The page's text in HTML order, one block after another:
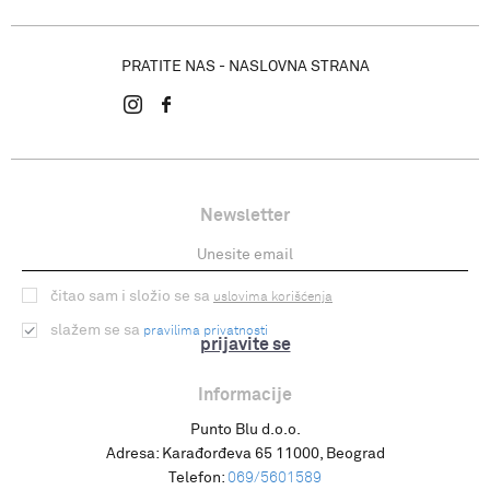
PRATITE NAS - NASLOVNA STRANA
Newsletter
prijavite se
čitao sam i složio se sa uslovima korišćenja
slažem se sa pravilima privatnosti
Informacije
Punto Blu d.o.o.
Adresa: Karađorđeva 65 11000, Beograd
Telefon: 069/5601589